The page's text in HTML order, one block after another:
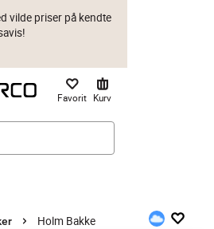
Prismatch
vilde priser på kendte
Favorit Kurv
Holm Bakke